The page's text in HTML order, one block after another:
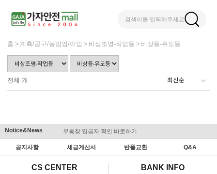
검색어를 입력해주세요
홈 계측/공구/농임업/어업 비상조명-작업등 비상등-유도등
전체 개
Notice&News 무통장 입금자 확인 바로하기
공지사항 세금계산서 반품교환 Q&A
CS CENTER BANK INFO